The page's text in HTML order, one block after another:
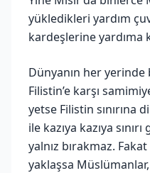
yükledikleri yardım
kardeşlerine yardıma
Dünyanın her
Filistin’e karşı
yetse Filistin sınırına
ile kazıya kazıya
yalnız bırakmaz.
yaklaşsa